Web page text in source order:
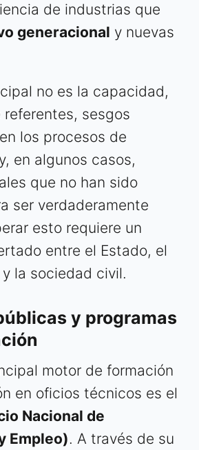
de industrias que
generacional y nuevas
no es la capacidad,
sesgos
los procesos de
en algunos casos,
que no han sido
ser verdaderamente
esto requiere un
entre el Estado, el
la sociedad civil.
y programas
motor de formación
en oficios técnicos es el
Nacional de
Empleo). A través de su